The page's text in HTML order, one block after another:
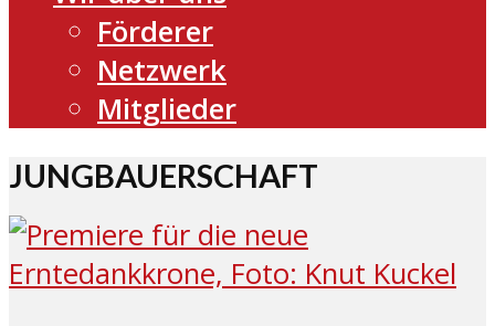
Förderer
Netzwerk
Mitglieder
JUNGBAUERSCHAFT